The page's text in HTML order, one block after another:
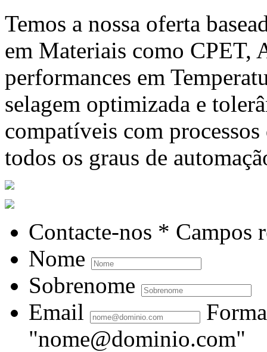
Temos a nossa oferta
em Materiais como CPET,
performances em
selagem optimizada e
compatíveis com
todos os graus de
Contacte-nos * Campos
Nome
Sobrenome
Email
"nome@dominio.com"